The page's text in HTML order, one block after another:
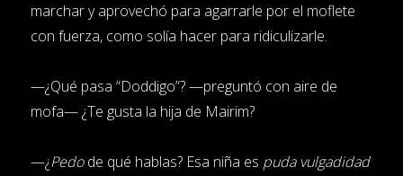
marchar y aprovechó para agarrarle por el moflete
con fuerza, como solía hacer para ridiculizarle.
—¿Qué pasa “Doddigo”? —preguntó con aire de
mofa— ¿Te gusta la hija de Mairim?
—¿Pedode qué hablas? Esa niña es puda vulgadidad